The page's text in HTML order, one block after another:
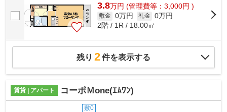
3.8万円 (管理費等：3,000円 )
敷金 0万円 礼金 0万円
2階 / 1R / 18.00㎡
残り 2件を表示する
賃貸 | アパート コーポＭone(ｴﾑﾜﾝ)
敷0